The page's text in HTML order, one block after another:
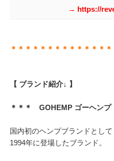
→ https://
＊＊＊＊＊＊＊＊＊＊＊＊＊＊
【 ブランド紹介↓ 】
＊＊＊ GOHEMP ゴーヘン
国内初のヘンプブランドとして
1994年に登場したブランド。